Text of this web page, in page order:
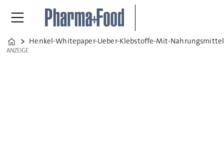
Home
Henkel-Whitepaper-Ueber-Klebstoffe-Mit-
ANZEIGE
ANZEIGE